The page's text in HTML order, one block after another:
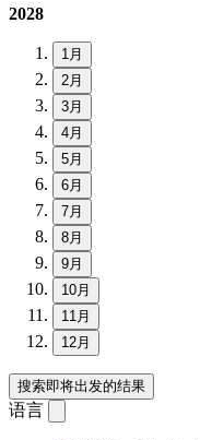
2028
1月
2月
3月
4月
5月
6月
7月
8月
9月
10月
11月
12月
搜索即将出发的结果
语言